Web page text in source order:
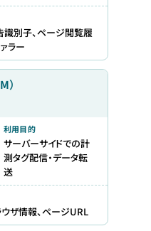
識別子、ページ閲覧履
ラー
利用目的
サーバーサイドでの計
測タグ配信・データ転
送
ウザ情報、ページURL